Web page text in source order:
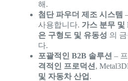
해.
첨단 파우더 제조 시스템
사용합니다. 가스 분무 및
은 구형도 및 유동성 의
다.
포괄적인 B2B 솔루션 –
격적인 프로덕션 ,
및 자동차 산업 .